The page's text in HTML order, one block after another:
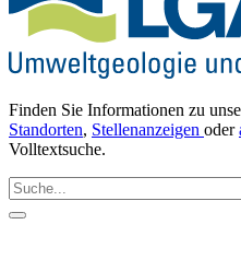
Finden Sie Informationen zu
Standorten, Stellenanzeigen oder
Volltextsuche.
Suche